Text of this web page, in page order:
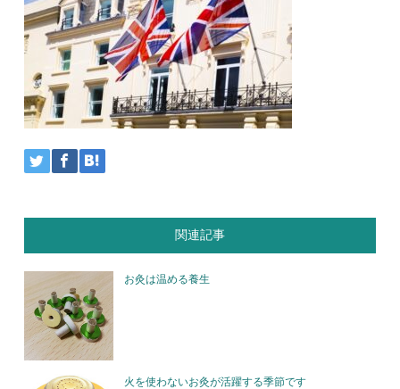
関連記事
お灸は温める養生
火を使わないお灸が活躍する季節です